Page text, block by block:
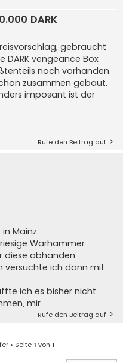
DARK
gebraucht
vengeance Box
noch vorhanden.
zusammen gebaut.
imposant ist der
Rufe den Beitrag auf
Mainz.
Warhammer
diese abhanden
versuchte ich dann mit
ich es bisher nicht
mir ...
Rufe den Beitrag auf
• Seite1 von 1